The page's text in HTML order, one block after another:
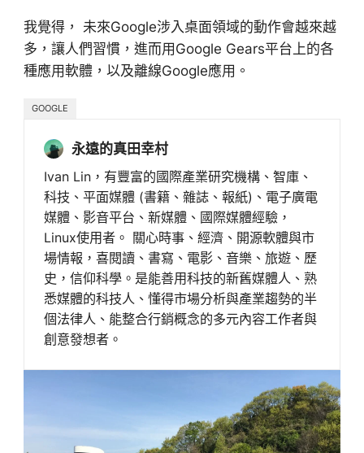
我覺得， 未來Google涉入桌面領域的動作會越來越
多，讓人們習慣，進而用Google Gears平台上的各
種應用軟體，以及離線Google應用。
GOOGLE
永遠的真田幸村
Ivan Lin，有豐富的國際產業研究機構、智庫、
科技、平面媒體 (書籍、雜誌、報紙)、電子廣電
媒體、影音平台、新媒體、國際媒體經驗，
Linux使用者。 關心時事、經濟、開源軟體與市
場情報，喜閱讀、書寫、電影、音樂、旅遊、歷
史，信仰科學。是能善用科技的新舊媒體人、熟
悉媒體的科技人、懂得市場分析與產業趨勢的半
個法律人、能整合行銷概念的多元內容工作者與
創意發想者。